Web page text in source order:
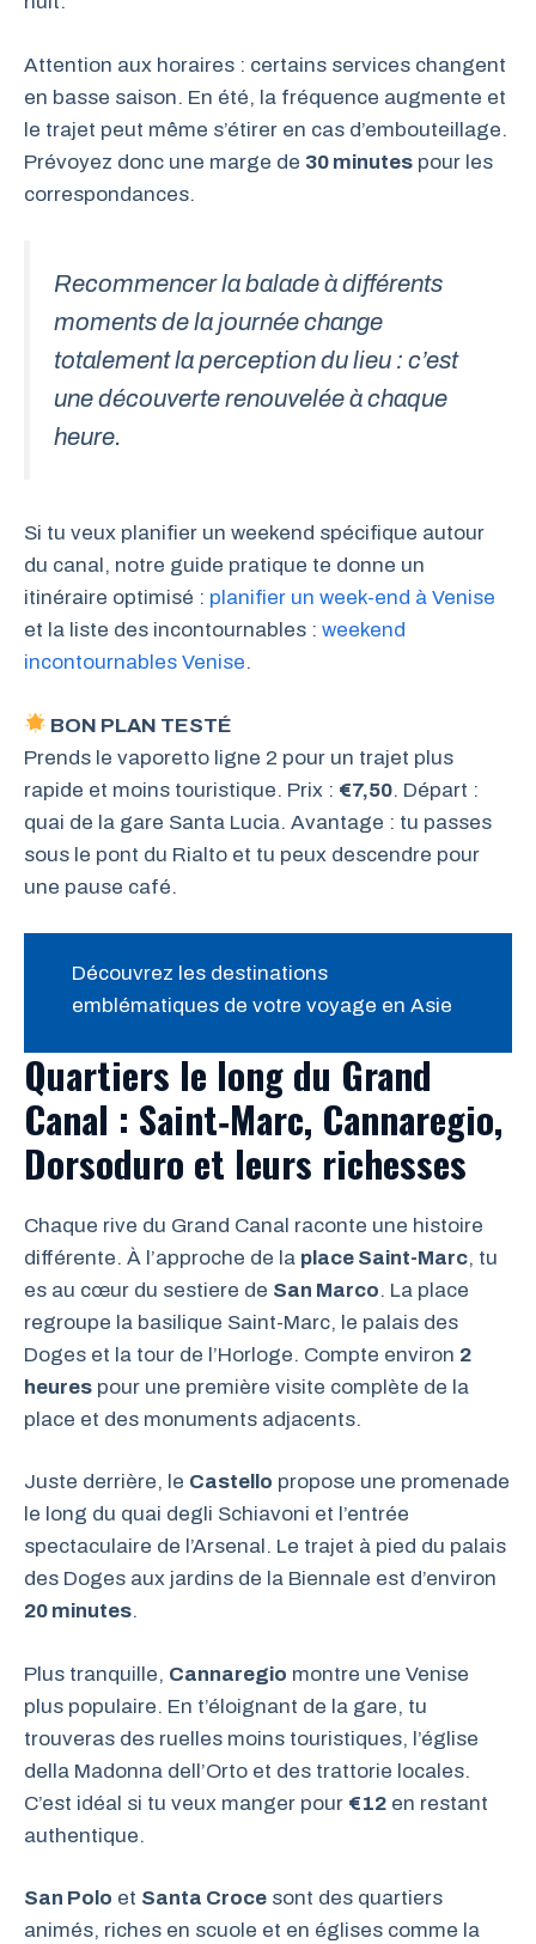
Attention aux horaires : certains services changent
en basse saison. En été, la fréquence augmente et
le trajet peut même s’étirer en cas d’embouteillage.
Prévoyez donc une marge de 30 minutes pour les
correspondances.
Recommencer la balade à différents
moments de la journée change
totalement la perception du lieu : c’est
une découverte renouvelée à chaque
heure.
Si tu veux planifier un weekend spécifique autour
du canal, notre guide pratique te donne un
itinéraire optimisé : planifier un week-end à Venise
et la liste des incontournables : weekend
incontournables Venise.
BON PLAN TESTÉ
Prends le vaporetto ligne 2 pour un trajet plus
rapide et moins touristique. Prix : €7,50. Départ :
quai de la gare Santa Lucia. Avantage : tu passes
sous le pont du Rialto et tu peux descendre pour
une pause café.
Découvrez les destinations
emblématiques de votre voyage en Asie
Quartiers le long du Grand
Canal : Saint‑Marc, Cannaregio,
Dorsoduro et leurs richesses
Chaque rive du Grand Canal raconte une histoire
différente. À l’approche de la place Saint-Marc, tu
es au cœur du sestiere de San Marco. La place
regroupe la basilique Saint-Marc, le palais des
Doges et la tour de l’Horloge. Compte environ 2
heures pour une première visite complète de la
place et des monuments adjacents.
Juste derrière, le Castello propose une promenade
le long du quai degli Schiavoni et l’entrée
spectaculaire de l’Arsenal. Le trajet à pied du palais
des Doges aux jardins de la Biennale est d’environ
20 minutes.
Plus tranquille, Cannaregio montre une Venise
plus populaire. En t’éloignant de la gare, tu
trouveras des ruelles moins touristiques, l’église
della Madonna dell’Orto et des trattorie locales.
C’est idéal si tu veux manger pour €12 en restant
authentique.
San Polo et Santa Croce sont des quartiers
animés, riches en scuole et en églises comme la